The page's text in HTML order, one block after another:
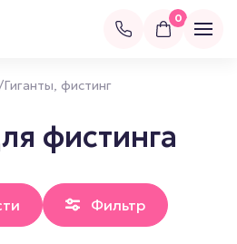
0
Гиганты, фистинг
фистинга
Фильтр